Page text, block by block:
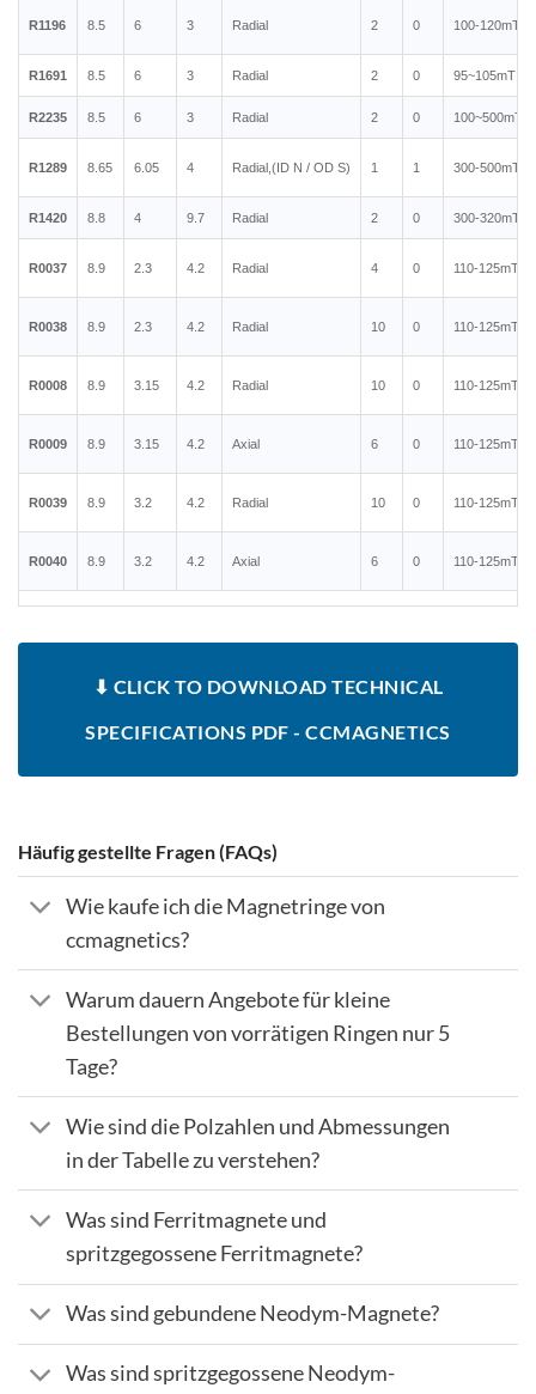
R1196 8.5 6 3 Radial 2 0 100-120mT
R1691 8.5 6 3 Radial 2 0 95~105mT
R2235 8.5 6 3 Radial 2 0 100~500mT
R1289 8.65 6.05 4 Radial,(ID N / OD S) 1 1 300-500mT
R1420 8.8 4 9.7 Radial 2 0 300-320mT
R0037 8.9 2.3 4.2 Radial 4 0 110-125mT
R0038 8.9 2.3 4.2 Radial 10 0 110-125mT
R0008 8.9 3.15 4.2 Radial 10 0 110-125mT
R0009 8.9 3.15 4.2 Axial 6 0 110-125mT
R0039 8.9 3.2 4.2 Radial 10 0 110-125mT
R0040 8.9 3.2 4.2 Axial 6 0 110-125mT
⬇ CLICK TO DOWNLOAD TECHNICAL
SPECIFICATIONS PDF - CCMAGNETICS
Häufig gestellte Fragen (FAQs)
Wie kaufe ich die Magnetringe von
ccmagnetics?
Warum dauern Angebote für kleine
Bestellungen von vorrätigen Ringen nur 5
Tage?
Wie sind die Polzahlen und Abmessungen
in der Tabelle zu verstehen?
Was sind Ferritmagnete und
spritzgegossene Ferritmagnete?
Was sind gebundene Neodym-Magnete?
Was sind spritzgegossene Neodym-